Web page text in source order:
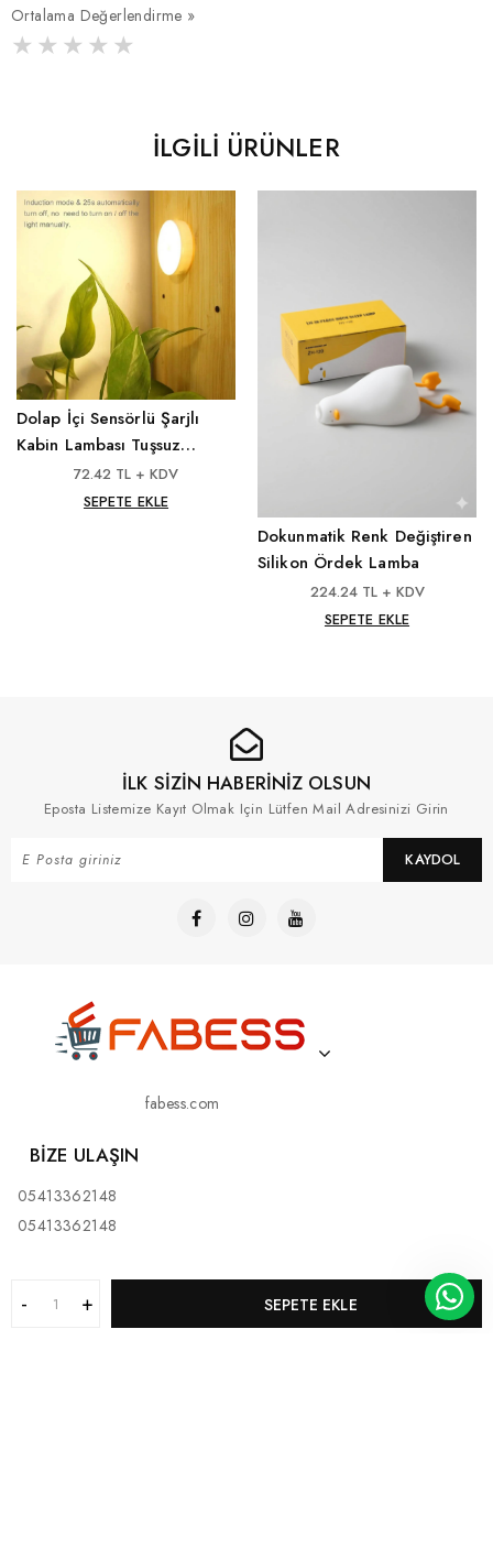
SEPETE EKLE
Ortalama Değerlendirme »
İLGILI ÜRÜNLER
Dolap İçi Sensörlü Şarjlı
Kabin Lambası Tuşsuz
72.42 TL + KDV
SEPETE EKLE
Dokunmatik Renk Değiştiren
Silikon Ördek Lamba
224.24 TL + KDV
SEPETE EKLE
İLK SİZİN HABERİNİZ OLSUN
Eposta Listemize Kayıt Olmak Için Lütfen Mail Adresinizi Girin
KAYDOL
fabess.com
BIZE ULAŞIN
05413362148
05413362148
KURUMSAL